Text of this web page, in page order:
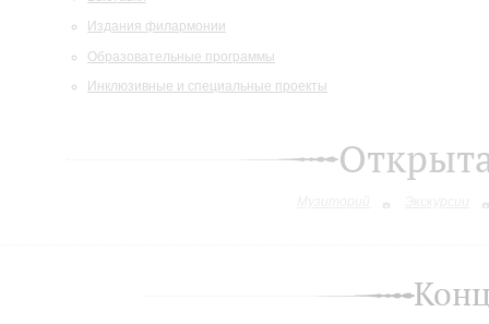
Издания филармонии
Образовательные программы
Инклюзивные и специальные проекты